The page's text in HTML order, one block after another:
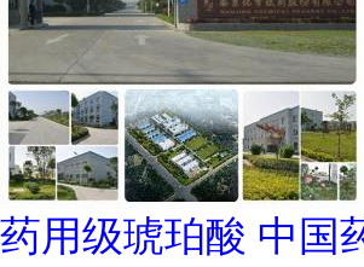
药用级琥珀酸 中国